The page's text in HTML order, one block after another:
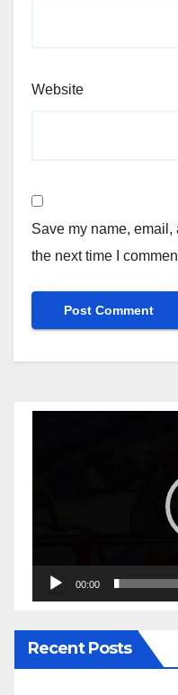
Website
Save my name,
the next time I
00:00
Recent Posts